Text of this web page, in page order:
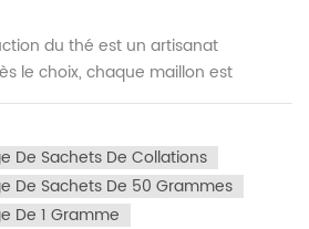
du thé est un artisanat
le choix, chaque maillon est
du thé s'effectue
et en automne. Les normes de
type de thé. D'une manière
les bourgeons tendres sont le
un thé de haute
De Sachets De Collations
De Sachets De 50 Grammes
De 1 Gramme